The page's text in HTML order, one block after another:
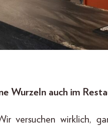
Wurzeln auch im
versuchen wirklich,